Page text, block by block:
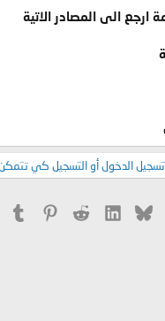
ارجع الى المصادر الاتية
الدخول أو التسجيل كي تتمكن
Bluesky
LinkedIn
Reddit